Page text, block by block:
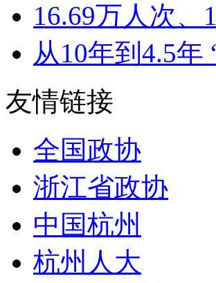
16.69万人次、
从10年到4.5年
友情链接
全国政协
浙江省政协
中国杭州
杭州人大